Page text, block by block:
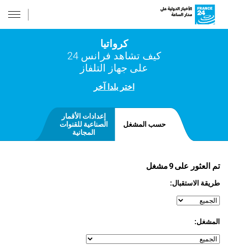
كرواتيا
كيف تشاهد فرانس 24
على جهاز التلفاز
اختر بلدا آخر
حسب المشغل
إعدادات الأقمار
الصناعية للقنوات
المجانية
مشغل9تم العثور على
طريقة الاستقبال:
المشغل: